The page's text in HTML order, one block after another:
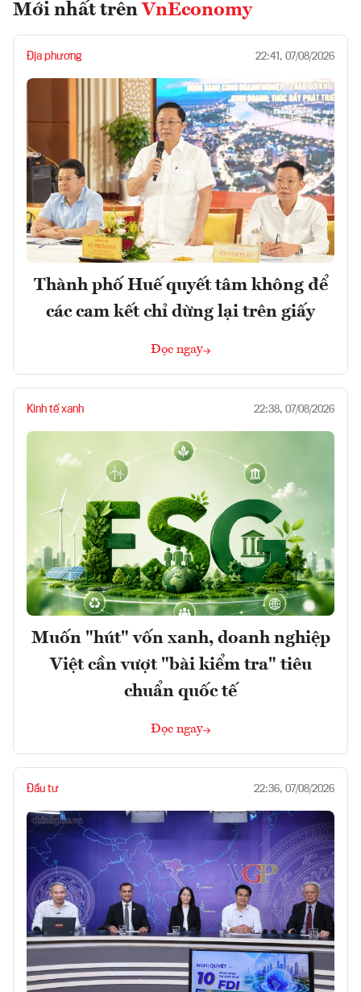
Mới nhất trên VnEconomy
Địa phương 22:41, 07/08/2026
Thành phố Huế quyết tâm không để
các cam kết chỉ dừng lại trên giấy
Đọc ngay
Kinh tế xanh 22:38, 07/08/2026
Muốn "hút" vốn xanh, doanh nghiệp
Việt cần vượt "bài kiểm tra" tiêu
chuẩn quốc tế
Đọc ngay
Đầu tư 22:36, 07/08/2026